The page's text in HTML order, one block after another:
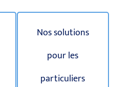
Nos solutions
pour les
particuliers